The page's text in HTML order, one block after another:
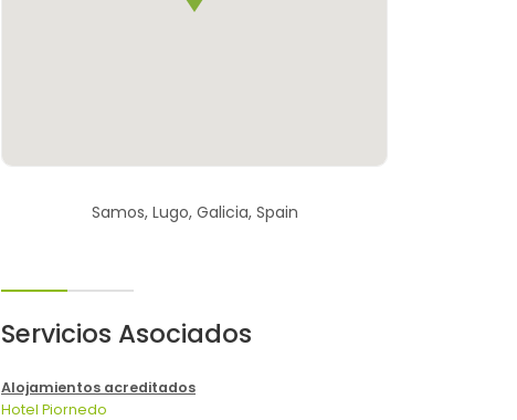
Samos, Lugo, Galicia, Spain
Servicios Asociados
Alojamientos acreditados
Hotel Piornedo